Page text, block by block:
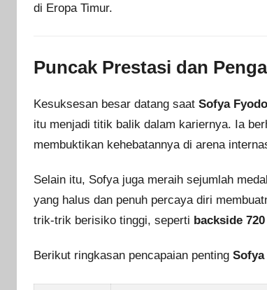
di Eropa Timur.
Puncak Prestasi dan
Kesuksesan besar datang saat Sofya
itu menjadi titik balik dalam kariernya. Ia
membuktikan kehebatannya di arena
Selain itu, Sofya juga meraih sejumlah
yang halus dan penuh percaya diri
trik-trik berisiko tinggi, seperti backside 720
Berikut ringkasan pencapaian penting